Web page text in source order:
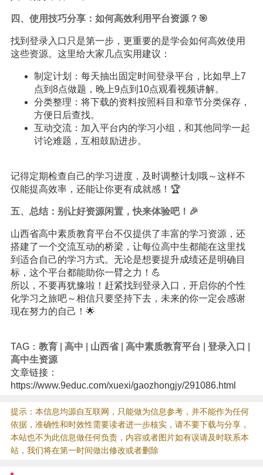
四、使用技巧分享：如何高效利用平台资源？🎯
找到登录入口只是第一步，更重要的是学会如何高效使用
这些资源。这里给大家几点实用建议：
制定计划：每天抽出固定时间登录平台，比如早上7
点到8点做题，晚上9点到10点观看视频讲解。
分类整理：将下载的资料按照科目和章节分类保存，
方便日后查找。
互动交流：加入平台内的学习小组，和其他同学一起
讨论难题，互相鼓励进步。
记得定期检查自己的学习进度，及时调整计划哦～这样不
仅能提高效率，还能让你更有成就感！🏆
五、总结：别让好资源闲置，快来体验吧！🎉
山西省高中素质教育平台不仅提供了丰富的学习资源，还
搭建了一个交流互动的桥梁，让每位高中生都能在这里找
到适合自己的学习方式。无论是想要提升成绩还是明确目
标，这个平台都能助你一臂之力！💪
所以，不要再犹豫啦！赶紧找到登录入口，开启你的个性
化学习之旅吧～相信只要坚持下去，未来的你一定会感谢
现在努力的自己！🌟
TAG： 教育| 高中 山西省| 高中素质教育平台 登录入口
高中生资源
文章链接：
https://www.9educ.com/xuexi/gaozhongjy/291086.html
提示：本信息均源自互联网，只能做为信息参考，并不能作为任何
依据，准确性和时效性需要读者进一步核实，请不要下载与分享，
本站也不为此信息做任何负责，内容或者图片如有误请及时联系本
站，我们将在第一时间做出修改或者删除